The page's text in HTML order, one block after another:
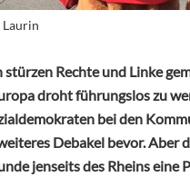
Laurin
stürzen Rechte und Linke
droht führungslos zu
bei den
Debakel bevor. Aber
jenseits des Rheins eine